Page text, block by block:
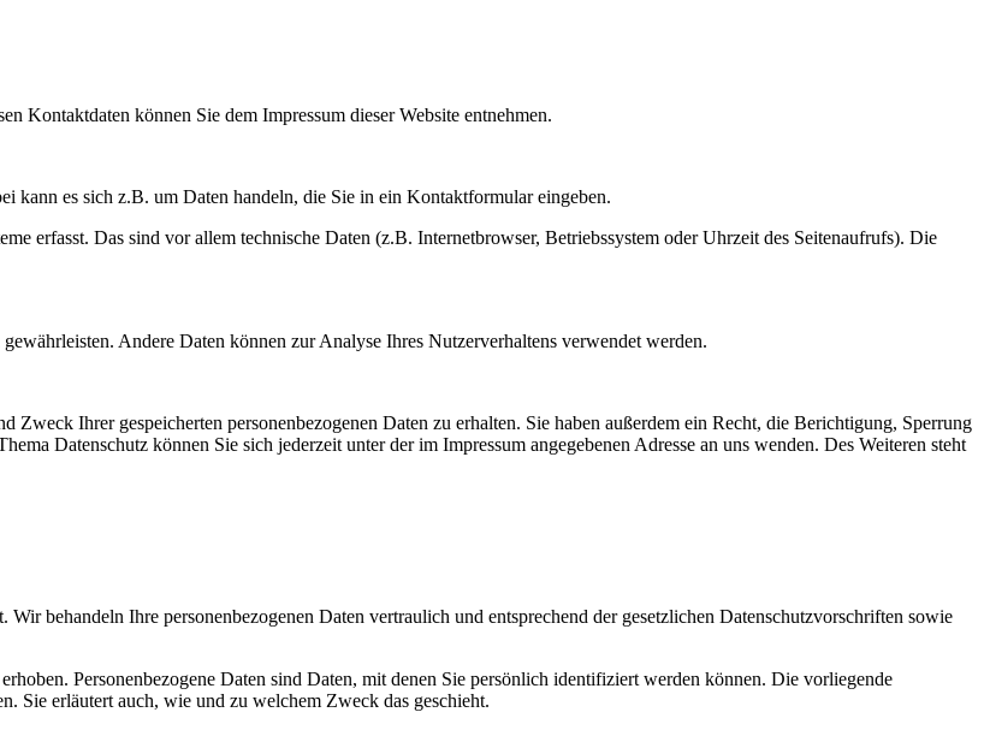
Kontaktdaten können Sie dem Impressum dieser Website entnehmen.
kann es sich z.B. um Daten handeln, die Sie in ein Kontaktformular eingeben.
erfasst. Das sind vor allem technische Daten (z.B. Internetbrowser, Betriebssystem oder Uhrzeit des Seitenaufrufs). Die
Andere Daten können zur Analyse Ihres Nutzerverhaltens verwendet werden.
Ihrer gespeicherten personenbezogenen Daten zu erhalten. Sie haben außerdem ein Recht, die Berichtigung, Sperrung
Datenschutz können Sie sich jederzeit unter der im Impressum angegebenen Adresse an uns wenden. Des Weiteren steht
behandeln Ihre personenbezogenen Daten vertraulich und entsprechend der gesetzlichen Datenschutzvorschriften sowie
Personenbezogene Daten sind Daten, mit denen Sie persönlich identifiziert werden können. Die vorliegende
Sie erläutert auch, wie und zu welchem Zweck das geschieht.